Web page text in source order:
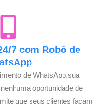
7 com Robô de
de WhatsApp,sua
oportunidade de
que seus clientes façam